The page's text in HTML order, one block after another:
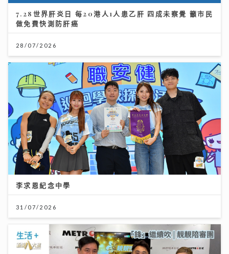
7.28世界肝炎日 每20港人1人患乙肝 四成未察覺 籲市民
做免費快測防肝癌
28/07/2026
李求恩紀念中學
31/07/2026